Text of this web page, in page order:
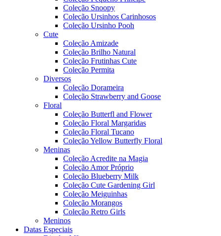
Coleção Snoopy
Coleção Ursinhos Carinhosos
Coleção Ursinho Pooh
Cute
Coleção Amizade
Coleção Brilho Natural
Coleção Frutinhas Cute
Coleção Permita
Diversos
Coleção Dorameira
Coleção Strawberry and Goose
Floral
Coleção Butterfl and Flower
Coleção Floral Margaridas
Coleção Floral Tucano
Coleção Yellow Butterfly Floral
Meninas
Coleção Acredite na Magia
Coleção Amor Próprio
Coleção Blueberry Milk
Coleção Cute Gardening Girl
Coleção Meiguinhas
Coleção Morangos
Coleção Retro Girls
Meninos
Datas Especiais